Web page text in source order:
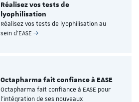
Réalisez vos tests de
lyophilisation
Réalisez vos tests de lyophilisation au
sein d’EASE
Octapharma fait confiance à EASE
Octapharma fait confiance à EASE pour
l’intégration de ses nouveaux